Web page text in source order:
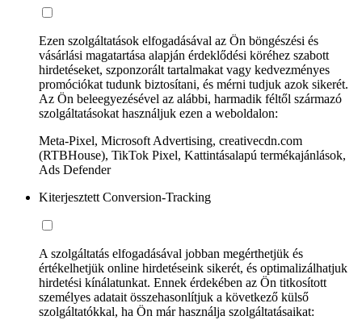
Ezen szolgáltatások elfogadásával az Ön böngészési és
vásárlási magatartása alapján érdeklődési köréhez szabott
hirdetéseket, szponzorált tartalmakat vagy kedvezményes
promóciókat tudunk biztosítani, és mérni tudjuk azok sikerét.
Az Ön beleegyezésével az alábbi, harmadik féltől származó
szolgáltatásokat használjuk ezen a weboldalon:
Meta-Pixel, Microsoft Advertising, creativecdn.com
(RTBHouse), TikTok Pixel, Kattintásalapú termékajánlások,
Ads Defender
Kiterjesztett Conversion-Tracking
A szolgáltatás elfogadásával jobban megérthetjük és
értékelhetjük online hirdetéseink sikerét, és optimalizálhatjuk
hirdetési kínálatunkat. Ennek érdekében az Ön titkosított
személyes adatait összehasonlítjuk a következő külső
szolgáltatókkal, ha Ön már használja szolgáltatásaikat: